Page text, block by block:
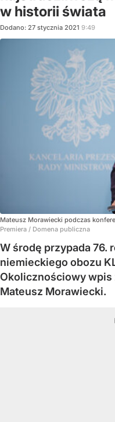
w historii świata
Dodano: 27 stycznia 2021 9:49
Mateusz Morawiecki podczas
Premiera / Domena publiczna
W środę przypada 76.
niemieckiego obozu
Okolicznościowy wpis
Mateusz Morawiecki.